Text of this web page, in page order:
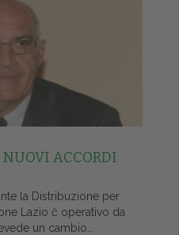
ACCORDI
la Distribuzione per
Lazio č operativo da
un cambio...